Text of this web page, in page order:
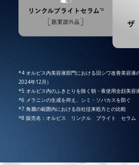
*4 オルビス内美容液部門における旧シワ改善美容液
2024年12月）
*5 オルビス内のふきとりを除く朝・夜使用全顔美容
*6 メラニンの生成を抑え、シミ・ソバカスを防ぐ
*7 角層の範囲内における自社従来処方との比較
*8 販売名：オルビス リンクル ブライト セラム